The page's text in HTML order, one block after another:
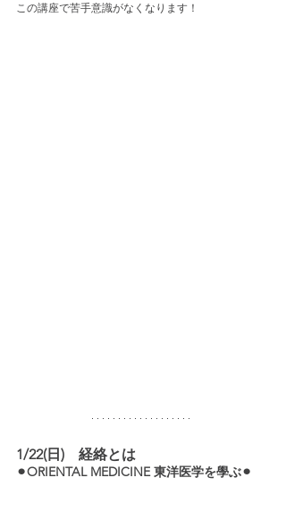
この講座で苦手意識がなくなります！
1/22(日)　経絡とは
⚫︎ORIENTAL MEDICINE 東洋医学を學ぶ⚫︎